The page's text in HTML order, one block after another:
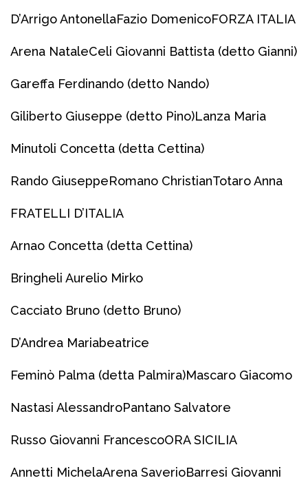
D’Arrigo AntonellaFazio DomenicoFORZA ITALIA
Arena NataleCeli Giovanni Battista (detto Gianni)
Gareffa Ferdinando (detto Nando)
Giliberto Giuseppe (detto Pino)Lanza Maria
Minutoli Concetta (detta Cettina)
Rando GiuseppeRomano ChristianTotaro Anna
FRATELLI D’ITALIA
Arnao Concetta (detta Cettina)
Bringheli Aurelio Mirko
Cacciato Bruno (detto Bruno)
D’Andrea Mariabeatrice
Feminò Palma (detta Palmira)Mascaro Giacomo
Nastasi AlessandroPantano Salvatore
Russo Giovanni FrancescoORA SICILIA
Annetti MichelaArena SaverioBarresi Giovanni